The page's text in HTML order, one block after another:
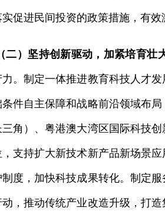
促进民间投资的政策措施，有效
二）坚持创新驱动，加紧培育壮
。制定一体推进教育科技人才
件自主保障和战略前沿领域布
角）、粤港澳大湾区国际科技
支持扩大新技术新产品新场景
度，加快科技成果转化。制定
，推动传统产业改造升级，打